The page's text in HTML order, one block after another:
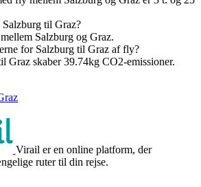
til Graz?
Salzburg og Graz.
for Salzburg til Graz af fly?
Graz skaber 39.74kg CO2-emissioner.
Virail er en online platform, der
ruter til din rejse.